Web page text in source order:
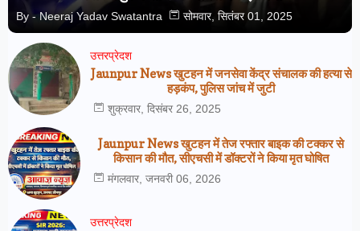
By - Neeraj Yadav Swatantra सोमवार, सितंबर 01, 2025
उत्तरप्रेदश
Jaunpur News खुटहन में जनसेवा केंद्र संचालक की हत्या से
हड़कंप, पुलिस जांच में जुटी
शुक्रवार, दिसंबर 26, 2025
Jaunpur News खुटहन में तेज रफ्तार बाइक की टक्कर से
किसान की मौत, सीएचसी में डॉक्टरों ने किया मृत घोषित
मंगलवार, जनवरी 06, 2026
उत्तरप्रेदश